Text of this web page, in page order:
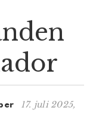
17. juli 2025,